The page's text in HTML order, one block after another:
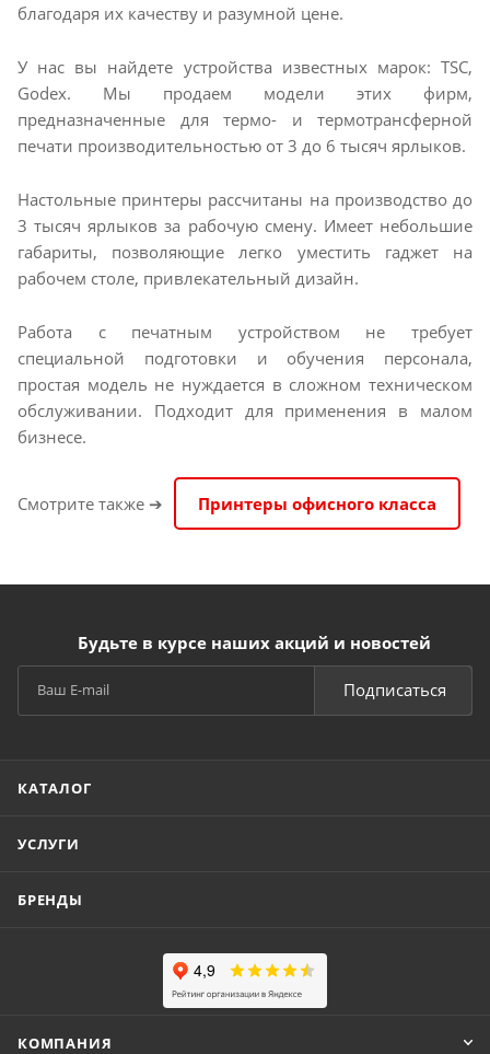
благодаря их качеству и разумной цене.
У нас вы найдете устройства известных марок: TSC,
Godex. Мы продаем модели этих фирм,
предназначенные для термо- и термотрансферной
печати производительностью от 3 до 6 тысяч ярлыков.
Настольные принтеры рассчитаны на производство до
3 тысяч ярлыков за рабочую смену. Имеет небольшие
габариты, позволяющие легко уместить гаджет на
рабочем столе, привлекательный дизайн.
Работа с печатным устройством не требует
специальной подготовки и обучения персонала,
простая модель не нуждается в сложном техническом
обслуживании. Подходит для применения в малом
бизнесе.
Смотрите также ➔ Принтеры офисного класса
Будьте в курсе наших акций и новостей
Подписаться
КАТАЛОГ
УСЛУГИ
БРЕНДЫ
КОМПАНИЯ